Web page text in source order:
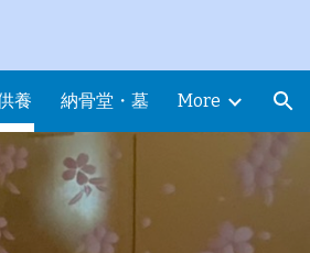
養 納骨堂・墓 More